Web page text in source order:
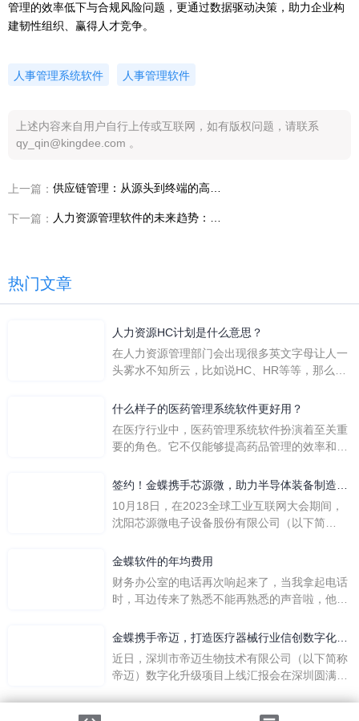
管理的效率低下与合规风险问题，更通过数据驱动决策，助力企业构
建韧性组织、赢得人才竞争。
人事管理系统软件 人事管理软件
上述内容来自用户自行上传或互联网，如有版权问题，请联系
qy_qin@kingdee.com 。
上一篇：
下一篇：
热门文章
人力资源HC计划是什么意思？
在人力资源管理部门会出现很多英文字母让人一
头雾水不知所云，比如说HC、HR等等，那么它
么呢？
什么样子的医药管理系统软件更好用？
在医疗行业中，医药管理系统软件扮演着至关重
要的角色。它不仅能够提高药品管理的效率和准
一个好用的医药管理系统软件应具备以下特点。
地进行操作。 复杂的
签约！金蝶携手芯源微，助力半导体装备制造领
先企业迈向世界
10月18日，在2023全球工业互联网大会期间，
沈阳芯源微电子设备股份有限公司（以下简
下简称“金蝶”）在辽宁沈阳签署战略合作协议。
营管控平台，从而实现公司产研一体化、业财一
体化，提升公司整体业务水平。
金蝶软件的年均费用
财务办公室的电话再次响起来了，当我拿起电话
时，耳边传来了熟悉不能再熟悉的声音啦，他就
软件过程中遇到任何问题，我都可以获得金蝶服
一年的使用时间已经到了。我们公司用的是金蝶
KIS系列的标准版，一年的服务费是1000元/年。
刚看到这个1000元这个数字的时候，你是不是也
觉得有点高了，但是在一年的使用的过程中还有
金蝶携手帝迈，打造医疗器械行业信创数字化标
杆
近日，深圳市帝迈生物技术有限公司（以下简称
帝迈）数字化升级项目上线汇报会在深圳圆满召